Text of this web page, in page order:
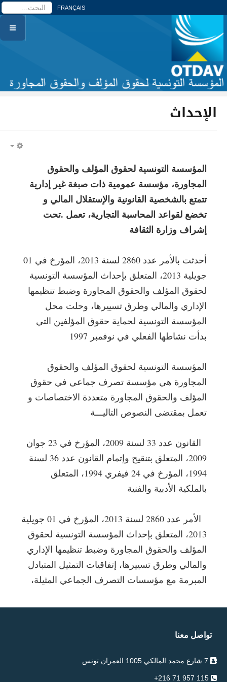
FRANÇAIS
الإحداث
المؤسسة التونسية لحقوق المؤلف والحقوق
المجاورة، مؤسسة عمومية ذات صبغة غير إدارية
تتمتع بالشخصية القانونية والإستقلال المالي و
تخضع لقواعد المحاسبة التجارية، تعمل .تحت
إشراف وزارة الثقافة
أحدثت بالأمر عدد 2860 لسنة 2013، المؤرخ في 01
جويلية 2013، المتعلق بإحداث المؤسسة التونسية
لحقوق المؤلف والحقوق المجاورة وضبط تنظيمها
الإداري والمالي وطرق تسييرها، وحلت محل
المؤسسة التونسية لحماية حقوق المؤلفين التي
بدأت نشاطها الفعلي في نوفمبر 1997
المؤسسة التونسية لحقوق المؤلف والحقوق
المجاورة هي مؤسسة تصرف جماعي في حقوق
المؤلف والحقوق المجاورة متعددة الاختصاصات و
تعمل بمقتضى النصوص التاليـــة
القانون عدد 33 لسنة 2009، المؤرخ في 23 جوان
2009، المتعلق بتنقيح وإتمام القانون عدد 36 لسنة
1994، المؤرخ في 24 فيفري 1994، المتعلق
بالملكية الأدبية والفنية
الأمر عدد 2860 لسنة 2013، المؤرخ في 01 جويلية
2013، المتعلق بإحداث المؤسسة التونسية لحقوق
المؤلف والحقوق المجاورة وضبط تنظيمها الإداري
والمالي وطرق تسييرها، إتفاقيات التمثيل المتبادل
المبرمة مع مؤسسات التصرف الجماعي المثيلة،
تواصل معنا